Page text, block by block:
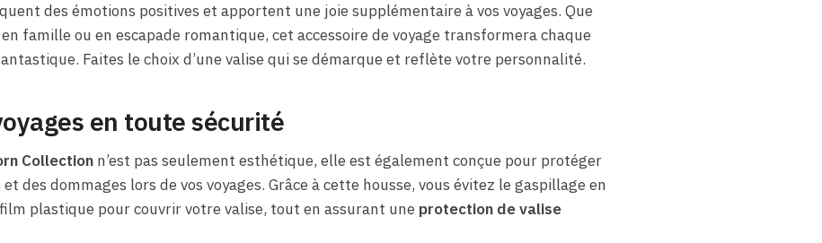
des émotions positives et apportent une joie supplémentaire à vos voyages. Que
famille ou en escapade romantique, cet accessoire de voyage transformera chaque
Faites le choix d’une valise qui se démarque et reflète votre personnalité.
en toute sécurité
Collectionn’est pas seulement esthétique, elle est également conçue pour protéger
des dommages lors de vos voyages. Grâce à cette housse, vous évitez le gaspillage en
plastique pour couvrir votre valise, tout en assurant une protection de valise